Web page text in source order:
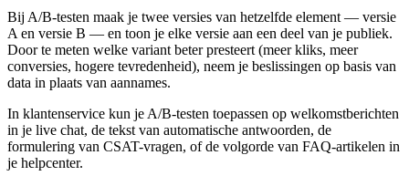
Bij A/B-testen maak je twee versies van hetzelfde element — versie
A en versie B — en toon je elke versie aan een deel van je publiek.
Door te meten welke variant beter presteert (meer kliks, meer
conversies, hogere tevredenheid), neem je beslissingen op basis van
data in plaats van aannames.
In klantenservice kun je A/B-testen toepassen op welkomstberichten
in je live chat, de tekst van automatische antwoorden, de
formulering van CSAT-vragen, of de volgorde van FAQ-artikelen in
je helpcenter.